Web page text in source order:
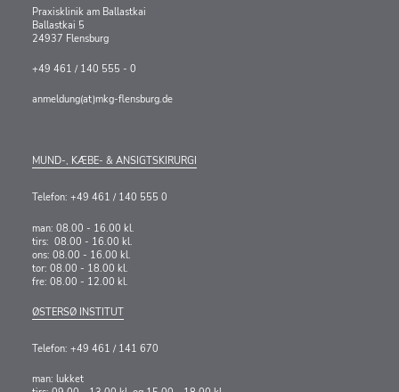
Praxisklinik am Ballastkai
Ballastkai 5
24937 Flensburg
+49 461 / 140 555 - 0
anmeldung(at)mkg-flensburg.de
MUND-, KÆBE- & ANSIGTSKIRURGI
Telefon: +49 461 / 140 555 0
man: 08.00 - 16.00 kl.
tirs: 08.00 - 16.00 kl.
ons: 08.00 - 16.00 kl.
tor: 08.00 - 18.00 kl.
fre: 08.00 - 12.00 kl.
ØSTERSØ INSTITUT
Telefon: +49 461 / 141 670
man: lukket